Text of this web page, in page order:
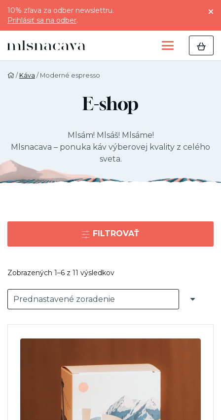
10% zľava za odber newslettru.
Prihlásiť sa na odber.
/ Káva / Moderné espresso
E-shop
Mlsám! Mlsáš! Mlsáme!
Mlsnacava – ponuka káv výberovej kvality z celého
sveta.
FILTROVAŤ
Zobrazených 1–6 z 11 výsledkov